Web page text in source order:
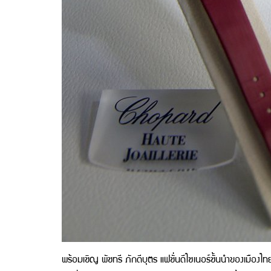
พร้อมเชิญ พัชทรี ภักดีบุตร แฟชั่นดีไซเนอร์ชั้นนำของเมืองไ